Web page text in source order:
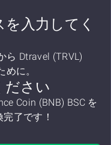
入力してく
ら Dtravel (TRVL)
に。
ださい
Coin (BNB) BSC を
了です！